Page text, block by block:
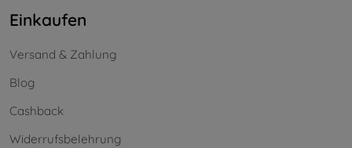
Einkaufen
Versand & Zahlung
Blog
Cashback
Widerrufsbelehrung